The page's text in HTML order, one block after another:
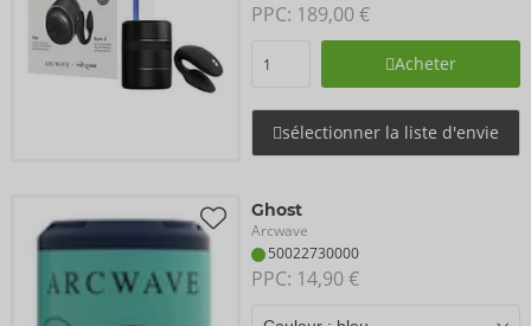
PPC: 189,00 €
Acheter
sélectionner la liste d'envie
Ghost
Arcwave
50022730000
PPC: 14,90 €